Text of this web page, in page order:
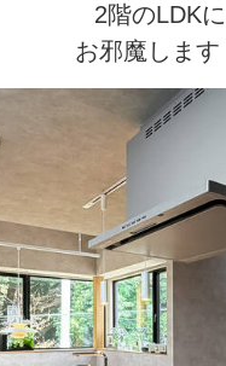
2階のLDKに
お邪魔します